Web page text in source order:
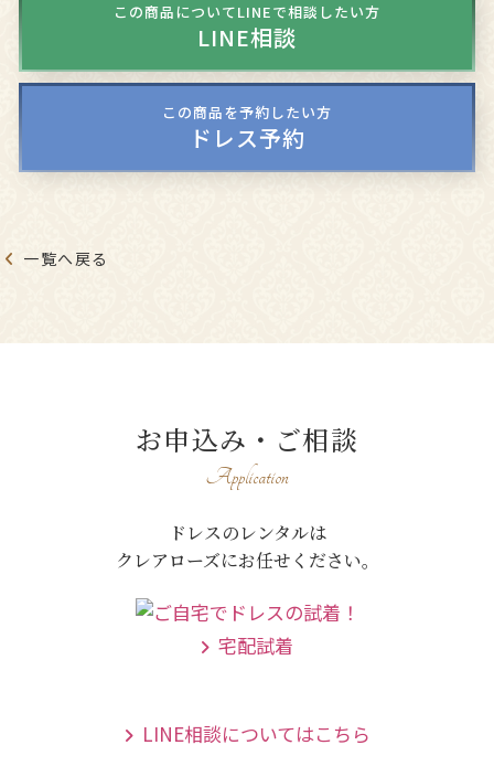
この商品についてLINEで相談したい方
LINE相談
この商品を予約したい方
ドレス予約
一覧へ戻る
お申込み・ご相談
Application
ドレスのレンタルは
クレアローズにお任せください。
宅配試着
LINE相談についてはこちら